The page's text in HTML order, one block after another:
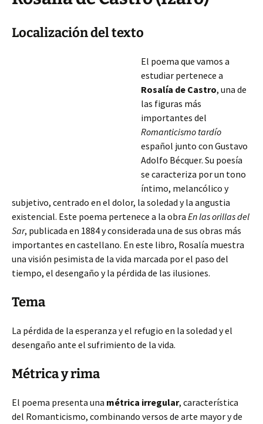
Localización del texto
El poema que vamos a
estudiar pertenece a
Rosalía de Castro, una de
las figuras más
importantes del
Romanticismo tardío
español junto con Gustavo
Adolfo Bécquer. Su poesía
se caracteriza por un tono
íntimo, melancólico y
subjetivo, centrado en el dolor, la soledad y la angustia
existencial. Este poema pertenece a la obra En las orillas del
Sar, publicada en 1884 y considerada una de sus obras más
importantes en castellano. En este libro, Rosalía muestra
una visión pesimista de la vida marcada por el paso del
tiempo, el desengaño y la pérdida de las ilusiones.
Tema
La pérdida de la esperanza y el refugio en la soledad y el
desengaño ante el sufrimiento de la vida.
Métrica y rima
El poema presenta una métrica irregular, característica
del Romanticismo, combinando versos de arte mayor y de